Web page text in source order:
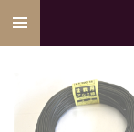
Ga
direct
hoofdinhoud